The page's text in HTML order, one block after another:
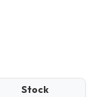
Stock